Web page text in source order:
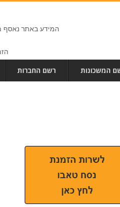
המידע באתר נאסף
המשכונות רשם החברות